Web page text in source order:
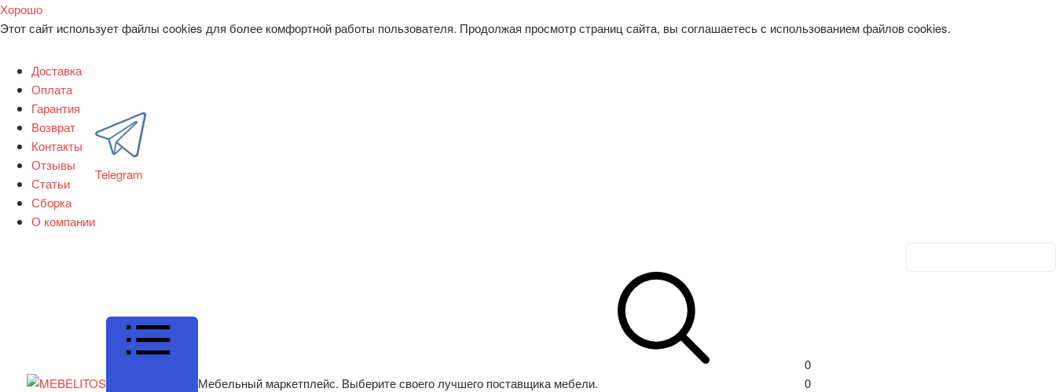
Хорошо
Этот сайт использует файлы cookies для более комфортной работы пользователя. Продолжая просмотр страниц сайта, вы соглашаетесь с использованием файлов cookies.
Доставка
Оплата
Гарантия
Возврат
Контакты
Отзывы
Статьи
Сборка
О компании
Telegram
Мебельный маркетплейс. Выберите своего лучшего поставщика мебели.
0
0